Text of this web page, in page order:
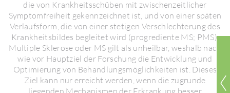
die von Krank­heits­schüben mit zwischen­zeit­li­cher
Symptom­frei­heit gekenn­zeichnet ist, und von einer späten
Verlaufs­form, die von einer stetigen Verschlech­te­rung des
Krank­heits­bildes begleitet wird (progre­diente MS; PMS).
Multiple Skle­rose oder MS gilt als unheilbar, weshalb nach
wie vor Haupt­ziel der Forschung die Entwick­lung und
Opti­mie­rung von Behand­lungs­mög­lich­keiten ist. Dieses
Ziel kann nur erreicht werden, wenn die zugrunde
liegenden Mecha­nismen der Erkran­kung besser